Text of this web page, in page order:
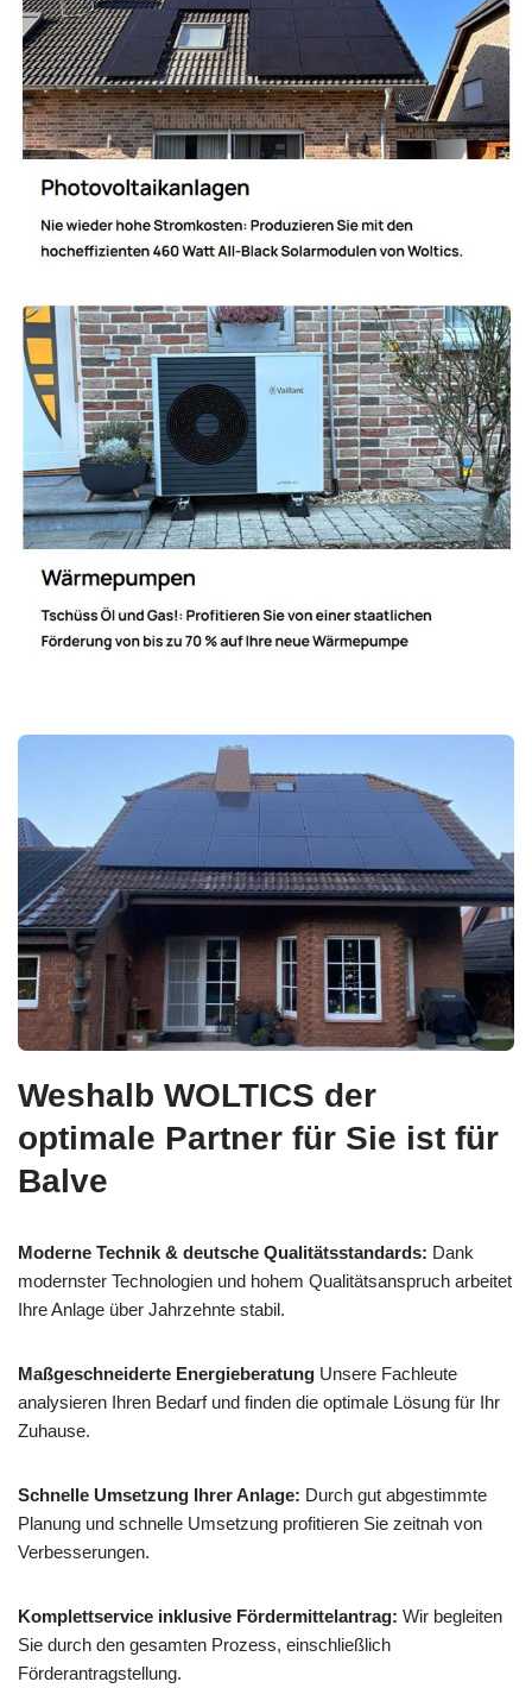
Weshalb WOLTICS der
optimale Partner für Sie ist für
Balve
Moderne Technik & deutsche Qualitätsstandards: Dank
modernster Technologien und hohem Qualitätsanspruch arbeitet
Ihre Anlage über Jahrzehnte stabil.
Maßgeschneiderte Energieberatung Unsere Fachleute
analysieren Ihren Bedarf und finden die optimale Lösung für Ihr
Zuhause.
Schnelle Umsetzung Ihrer Anlage: Durch gut abgestimmte
Planung und schnelle Umsetzung profitieren Sie zeitnah von
Verbesserungen.
Komplettservice inklusive Fördermittelantrag: Wir begleiten
Sie durch den gesamten Prozess, einschließlich
Förderantragstellung.